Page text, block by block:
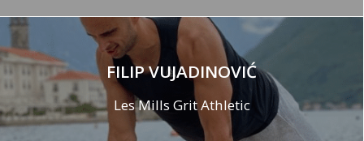
FILIP VUJADINOVIĆ
Les Mills Grit Athletic